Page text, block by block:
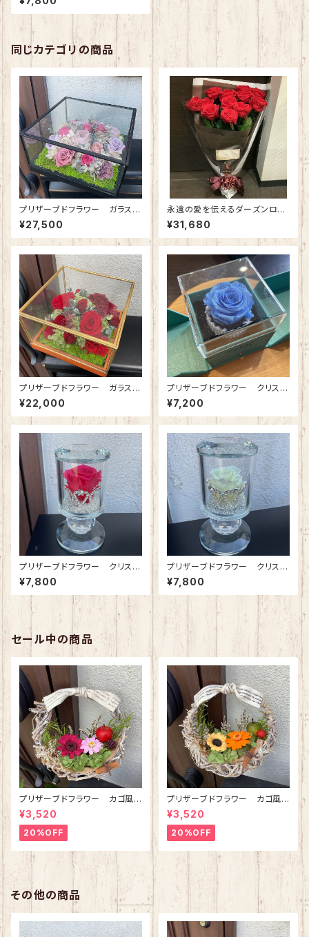
ィアラ(プリンセスピンク)
同じカテゴリの商品
プリザーブドフラワー ガラスケ
ース(正方形・大) アンティークピ
ンク
¥27,500
永遠の愛を伝えるダーズンロー
ズ｜12本の赤バラのプリザーブ
ドフラワー花束（プロポーズ専
用） ※受注生産（約３週間）
¥31,680
プリザーブドフラワー ガラスケ
¥22,000
プリザーブドフラワー クリスタ
ルブレス(ジュエリーボックス)プ
ラチナブルー
¥7,200
プリザーブドフラワー クリスタ
ルティアラ(ローズピンク)
¥7,800
プリザーブドフラワー クリスタ
ルティアラ(スノーホワイト)
¥7,800
セール中の商品
プリザーブドフラワー カゴ風リ
ースブーケ(ピンク)
¥3,520
20%OFF
プリザーブドフラワー カゴ風リ
ースブーケ(オレンジ)
¥3,520
20%OFF
その他の商品